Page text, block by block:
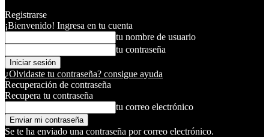
Registrarse
¡Bienvenido! Ingresa en tu cuenta
tu nombre de usuario
tu contraseña
¿Olvidaste tu contraseña? consigue ayuda
Recuperación de contraseña
Recupera tu contraseña
tu correo electrónico
Se te ha enviado una contraseña por correo electrónico.